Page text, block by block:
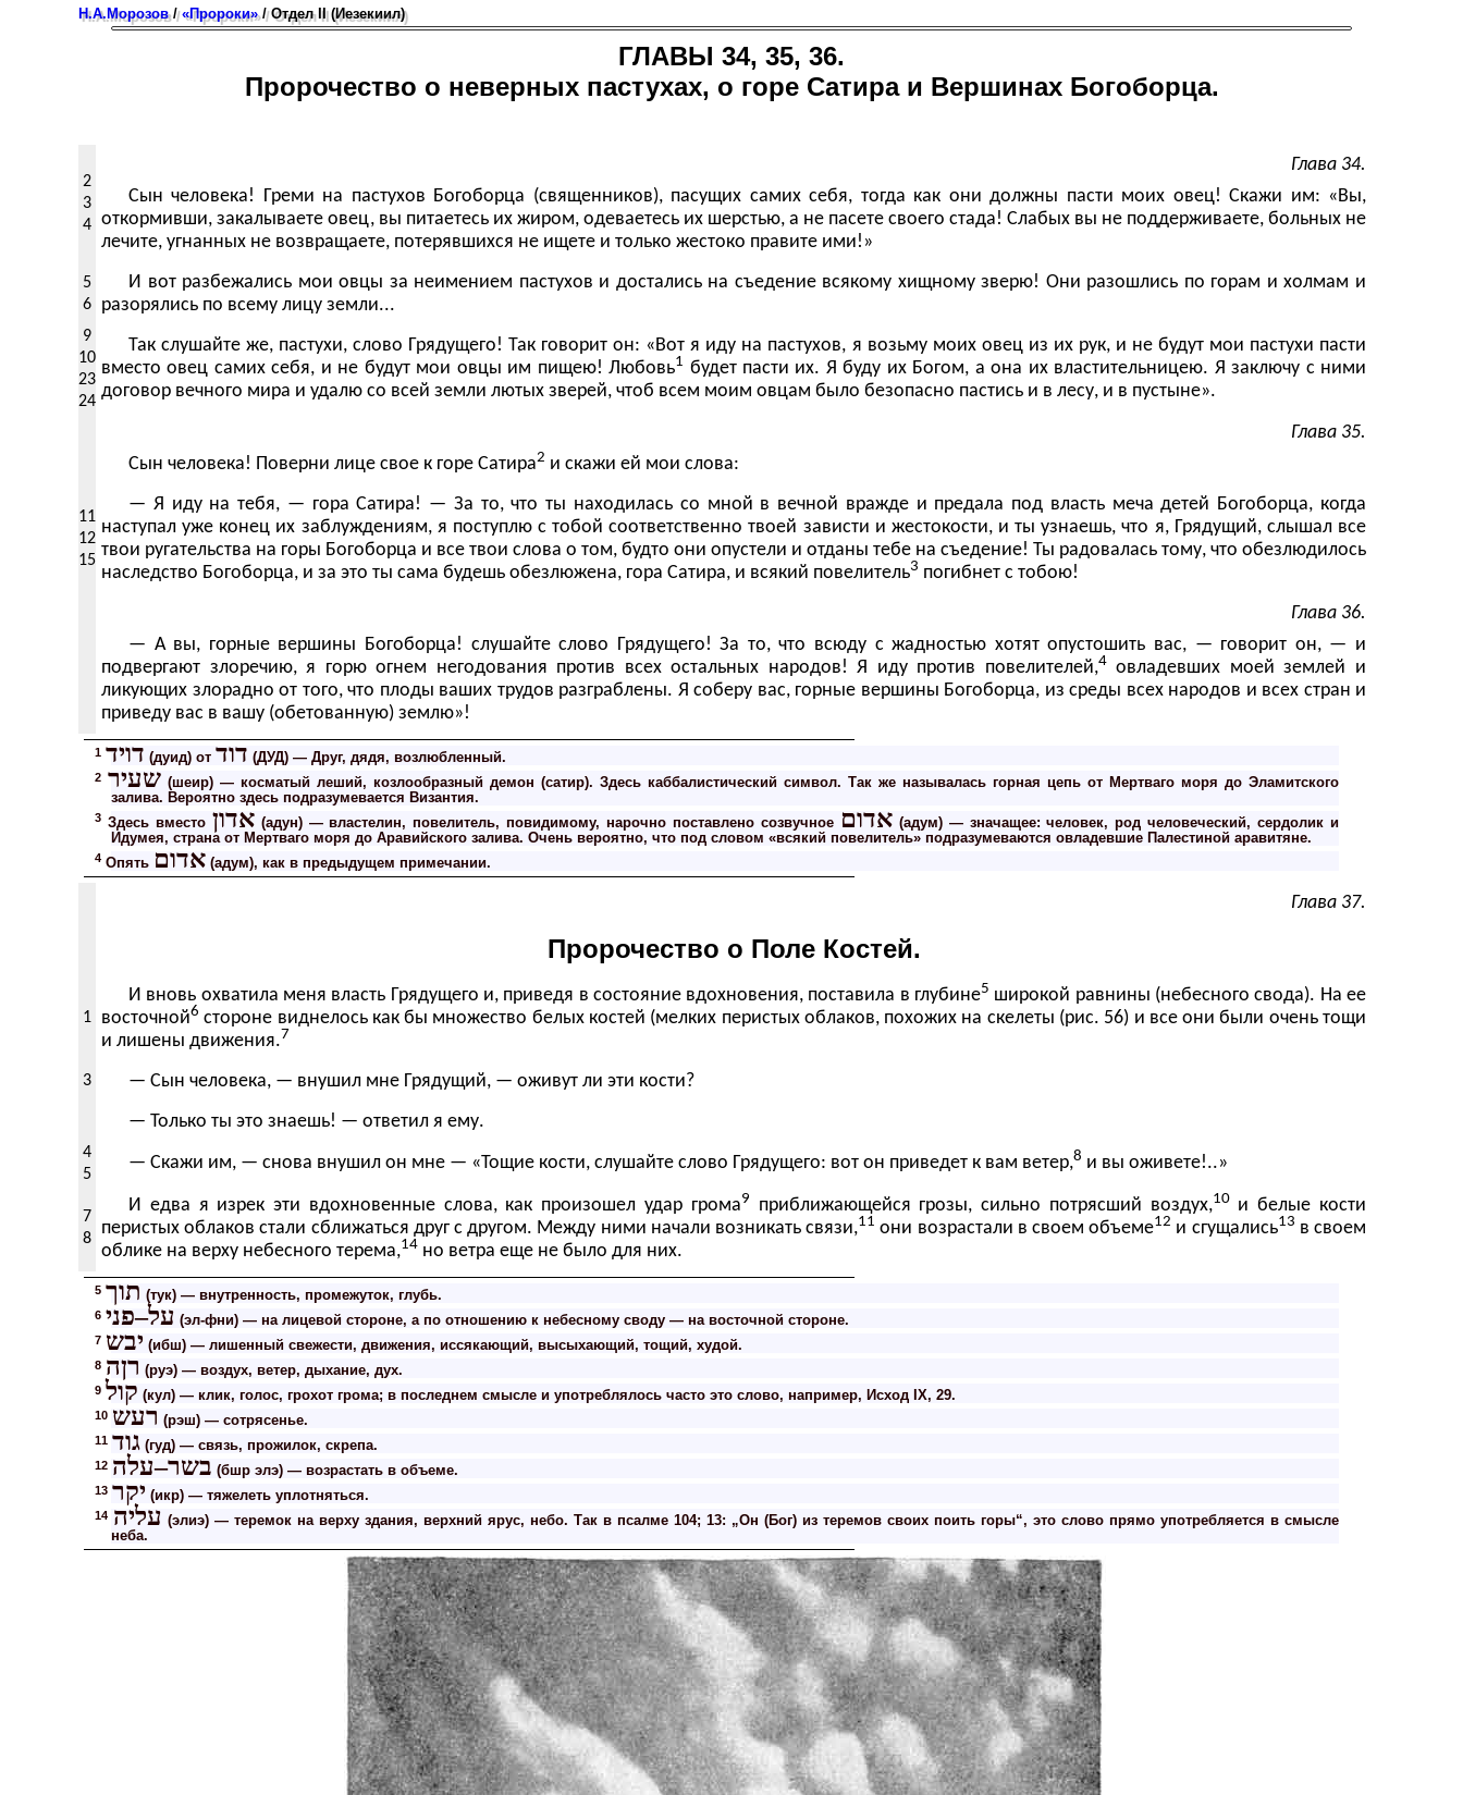
Н.А.Морозов/«Пророки»/ Отдел II (Иезекиил)
ГЛАВЫ 34, 35, 36.
Пророчество о неверных пастухах, о горе Сатира и Вершинах Богоборца.
2
3
4
Глава 34.
Сын человека! Греми на пастухов Богоборца (священников), пасущих самих себя, тогда как они должны пасти моих овец! Скажи им: «Вы,
откормивши, закалываете овец, вы питаетесь их жиром, одеваетесь их шерстью, а не пасете своего стада! Слабых вы не поддерживаете, больных не
лечите, угнанных не возвращаете, потерявшихся не ищете и только жестоко правите ими!»
5
6
И вот разбежались мои овцы за неимением пастухов и достались на съедение всякому хищному зверю! Они разошлись по горам и холмам и
разорялись по всему лицу земли...
9
10
23
24
Так слушайте же, пастухи, слово Грядущего! Так говорит он: «Вот я иду на пастухов, я возьму моих овец из их рук, и не будут мои пастухи пасти
вместо овец самих себя, и не будут мои овцы им пищею! Любовь1 будет пасти их. Я буду их Богом, а она их властительницею. Я заключу с ними
договор вечного мира и удалю со всей земли лютых зверей, чтоб всем моим овцам было безопасно пастись и в лесу, и в пустыне».
Глава 35.
Сын человека! Поверни лице свое к горе Сатира2 и скажи ей мои слова:
11
12
15
— Я иду на тебя, — гора Сатира! — За то, что ты находилась со мной в вечной вражде и предала под власть меча детей Богоборца, когда
наступал уже конец их заблуждениям, я поступлю с тобой соответственно твоей зависти и жестокости, и ты узнаешь, что я, Грядущий, слышал все
твои ругательства на горы Богоборца и все твои слова о том, будто они опустели и отданы тебе на съедение! Ты радовалась тому, что обезлюдилось
наследство Богоборца, и за это ты сама будешь обезлюжена, гора Сатира, и всякий повелитель3 погибнет с тобою!
Глава 36.
— А вы, горные вершины Богоборца! слушайте слово Грядущего! За то, что всюду с жадностью хотят опустошить вас, — говорит он, — и
подвергают злоречию, я горю огнем негодования против всех остальных народов! Я иду против повелителей,4овладевших моей землей и
ликующих злорадно от того, что плоды ваших трудов разграблены. Я соберу вас, горные вершины Богоборца, из среды всех народов и всех стран и
приведу вас в вашу (обетованную) землю»!
1 דויד (дуид) от דוד (ДУД) — Друг, дядя, возлюбленный.
2 שעיר (шеир) — косматый леший, козлообразный демон (сатир). Здесь каббалистический символ. Так же называлась горная цепь от Мертваго моря до Эламитского
залива. Вероятно здесь подразумевается Византия.
3 Здесь вместо אדון(адун) — властелин, повелитель, повидимому, нарочно поставлено созвучное אדום(адум) — значащее: человек, род человеческий, сердолик и
Идумея, страна от Мертваго моря до Аравийского залива. Очень вероятно, что под словом «всякий повелитель» подразумеваются овладевшие Палестиной аравитяне.
4 Опять אדום (адум), как в предыдущем примечании.
Глава 37.
Пророчество о Поле Костей.
1
И вновь охватила меня власть Грядущего и, приведя в состояние вдохновения, поставила в глубине5 широкой равнины (небесного свода). На ее
восточной6 стороне виднелось как бы множество белыхкостей (мелких перистых облаков, похожих на скелеты (рис. 56) и все они были очень тощи
и лишены движения.7
3 — Сын человека, — внушил мне Грядущий, — оживут ли эти кости?
— Только ты это знаешь! — ответил я ему.
4
5
— Скажи им, — снова внушил он мне — «Тощие кости, слушайте слово Грядущего: вот он приведет к вам ветер,8 и вы оживете!..»
7
8
И едва я изрек эти вдохновенные слова, как произошел удар грома9 приближающейся грозы, сильно потрясший воздух,10и белые кости
перистых облаков стали сближаться друг с другом. Между ними начали возникать связи,11 они возрастали в своем объеме12 и сгущались13 в своем
облике на верху небесного терема,14 но ветра еще не было для них.
5 תוך (тук) — внутренность, промежуток, глубь.
6 על–פני (эл-фни) — на лицевой стороне, а по отношению к небесному своду — на восточной стороне.
7 יבש (ибш) — лишенный свежести, движения, иссякающий, высыхающий, тощий, худой.
8 רןה (руэ) — воздух, ветер, дыхание, дух.
9 קול (кул) — клик, голос, грохот грома; в последнем смысле и употреблялось часто это слово, например, Исход IX, 29.
10 רעש (рэш) — сотрясенье.
11 גוד (гуд) — связь, прожилок, скрепа.
12 בשר–עלה (бшр элэ) — возрастать в объеме.
13 יקר (икр) — тяжелеть уплотняться.
14 עליה (элиэ) — теремок на верху здания, верхний ярус, небо. Так в псалме 104; 13: „Он (Бог) из теремов своих поить горы“, это слово прямо употребляется в смысле
неба.